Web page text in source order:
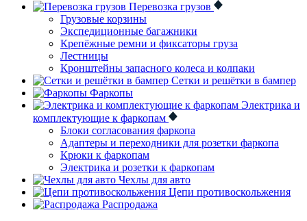
Перевозка грузов
Грузовые корзины
Экспедиционные багажники
Крепёжные ремни и фиксаторы груза
Лестницы
Кронштейны запасного колеса и колпаки
Сетки и решётки в бампер
Фаркопы
Электрика и
комплектующие к фаркопам
Блоки согласования фаркопа
Адаптеры и переходники для розетки фаркопа
Крюки к фаркопам
Электрика и розетки к фаркопам
Чехлы для авто
Цепи противоскольжения
Распродажа